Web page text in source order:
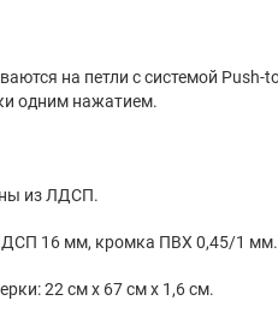
позволяет открывать
и закрывать дверки одним нажатием.
Дверки изготовлены из ЛДСП.
Материал: плита ЛДСП 16 мм, кромка ПВХ 0,45/1 мм.
22 см х 67 см х 1,6 см.